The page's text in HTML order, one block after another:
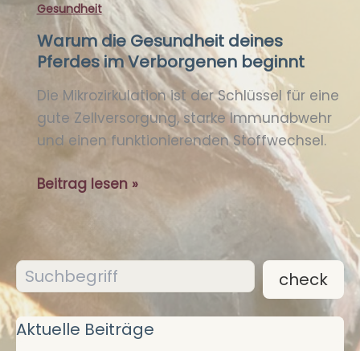
Gesundheit
Warum die Gesundheit deines
Pferdes im Verborgenen beginnt
Die Mikrozirkulation ist der Schlüssel für eine
gute Zellversorgung, starke Immunabwehr
und einen funktionierenden Stoffwechsel.
Warum
Pferdes
im
Verborgenen
beginnt
Beitrag lesen »
Suchen
check
Aktuelle Beiträge